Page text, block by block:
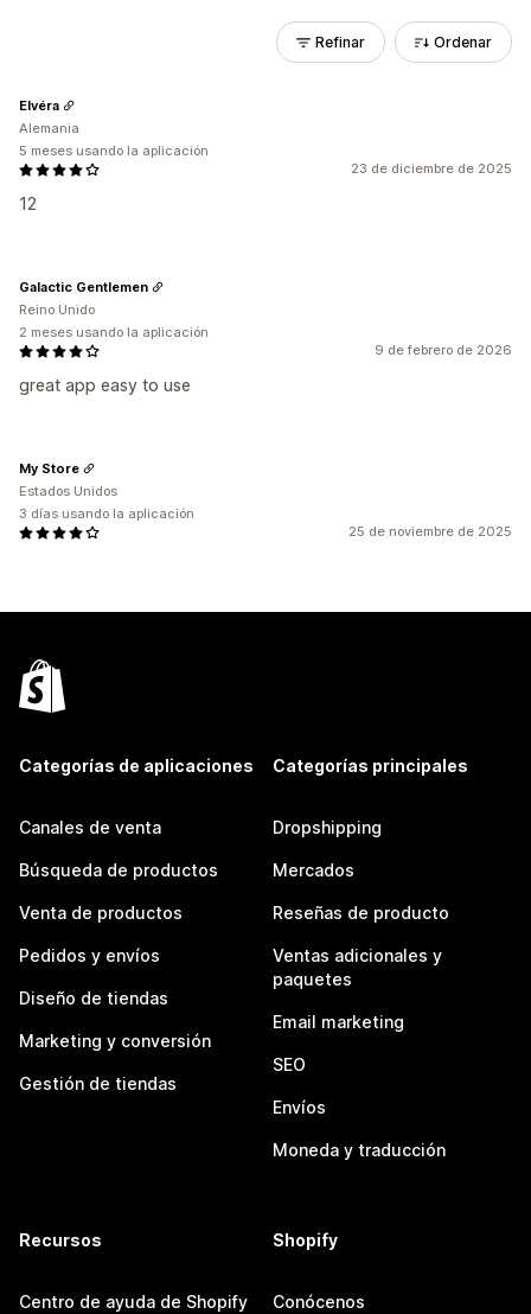
Refinar Ordenar
23 de diciembre de 2025
12
Elvéra
Alemania
5 meses usando la aplicación
9 de febrero de 2026
great app easy to use
Galactic Gentlemen
Reino Unido
2 meses usando la aplicación
25 de noviembre de 2025
My Store
Estados Unidos
3 días usando la aplicación
Categorías de aplicaciones
Canales de venta
Búsqueda de productos
Venta de productos
Pedidos y envíos
Diseño de tiendas
Marketing y conversión
Gestión de tiendas
Categorías principales
Dropshipping
Mercados
Reseñas de producto
Ventas adicionales y
paquetes
Email marketing
SEO
Envíos
Moneda y traducción
Recursos
Centro de ayuda de Shopify
Shopify
Conócenos